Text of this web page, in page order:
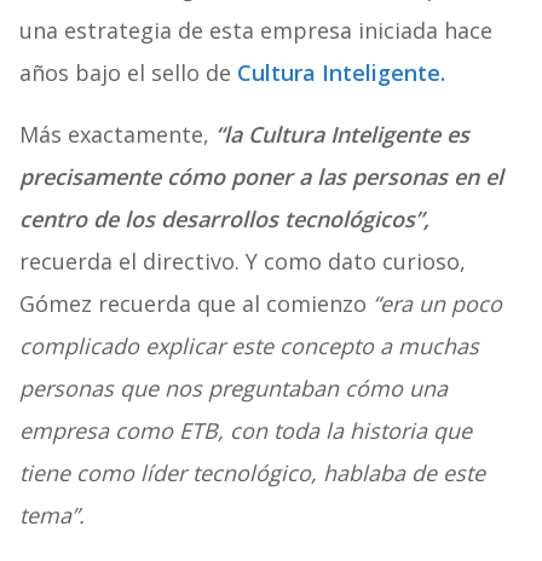
una estrategia de esta empresa iniciada hace
años bajo el sello de Cultura Inteligente.
Más exactamente, “la Cultura Inteligente es
precisamente cómo poner a las personas en el
centro de los desarrollos tecnológicos”,
recuerda el directivo. Y como dato curioso,
Gómez recuerda que al comienzo “era un poco
complicado explicar este concepto a muchas
personas que nos preguntaban cómo una
empresa como ETB, con toda la historia que
tiene como líder tecnológico, hablaba de este
tema”.